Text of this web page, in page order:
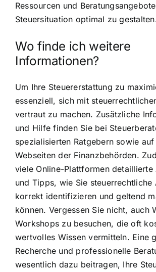
Ressourcen und
Steuersituation optimal zu
Wo finde ich weitere
Informationen?
Um Ihre Steuererstattung zu
essenziell, sich mit
vertraut zu machen. Zusätzliche
und Hilfe finden Sie bei
spezialisierten Ratgebern sowie
Webseiten der Finanzbehörden.
viele Online-Plattformen detaillierte
und Tipps, wie Sie steuerrechtliche
korrekt identifizieren und geltend
können. Vergessen Sie nicht, auch
Workshops zu besuchen, die oft
wertvolles Wissen vermitteln. Eine
Recherche und professionelle
wesentlich dazu beitragen, Ihre